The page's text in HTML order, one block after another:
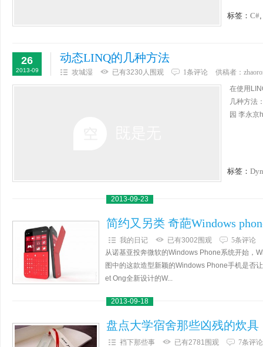
标签： C#
26
2013-09
动态LINQ的几种方法
攻城湿 已有3230人围观 1条评论 供稿者：
在使用
几种方法
园 李永
标签：
2013-09-23
简约又另类 奇葩Windows
我的日记 已有3002围观
5条评论
从诺基亚投奔微软的Windows Phone系统开始，
图中的这款造型新颖的Windows Phone手机是否
et Ong全新设计的W...
2013-09-18
盘点大学宿舍那些凶残的炊具
裆下那些事 已有2781围观
7条评论